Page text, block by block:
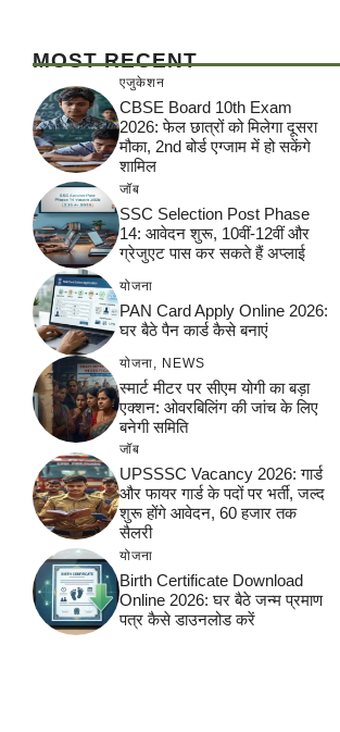
MOST RECENT
एजुकेशन
CBSE Board 10th Exam
2026: फेल छात्रों को मिलेगा दूसरा
मौका, 2nd बोर्ड एग्जाम में हो सकेंगे
शामिल
जॉब
SSC Selection Post Phase
14: आवेदन शुरू, 10वीं-12वीं और
ग्रेजुएट पास कर सकते हैं अप्लाई
योजना
PAN Card Apply Online 2026:
घर बैठे पैन कार्ड कैसे बनाएं
योजना NEWS
स्मार्ट मीटर पर सीएम योगी का बड़ा
एक्शन: ओवरबिलिंग की जांच के लिए
बनेगी समिति
जॉब
UPSSSC Vacancy 2026: गार्ड
और फायर गार्ड के पदों पर भर्ती, जल्द
शुरू होंगे आवेदन, 60 हजार तक
सैलरी
योजना
Birth Certificate Download
Online 2026: घर बैठे जन्म प्रमाण
पत्र कैसे डाउनलोड करें